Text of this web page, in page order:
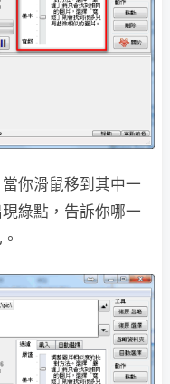
你滑鼠移到其中一
綠點，告訴你哪一